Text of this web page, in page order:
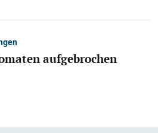
aufgebrochen